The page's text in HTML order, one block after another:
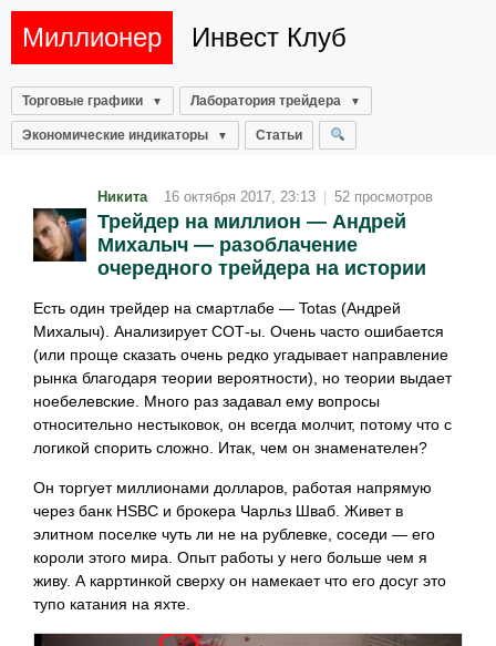
Миллионер Инвест Клуб
Торговые графики Лаборатория трейдера
Экономические индикаторы Статьи
Никита 16 октября 2017, 23:13 52 просмотров
Трейдер на миллион — Андрей
Михалыч — разоблачение
очередного трейдера на истории
Есть один трейдер на смартлабе — Totas (Андрей
Михалыч). Анализирует СОТ-ы. Очень часто ошибается
(или проще сказать очень редко угадывает направление
рынка благодаря теории вероятности), но теории выдает
ноебелевские. Много раз задавал ему вопросы
относительно нестыковок, он всегда молчит, потому что с
логикой спорить сложно. Итак, чем он знаменателен?
Он торгует миллионами долларов, работая напрямую
через банк HSBC и брокера Чарльз Шваб. Живет в
элитном поселке чуть ли не на рублевке, соседи — его
короли этого мира. Опыт работы у него больше чем я
живу. А карртинкой сверху он намекает что его досуг это
тупо катания на яхте.